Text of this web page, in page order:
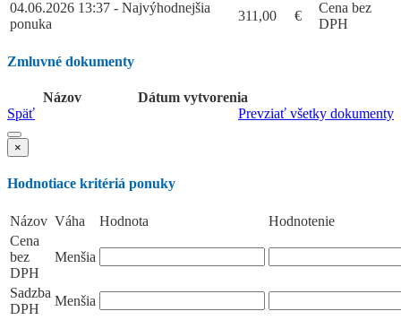
04.06.2026 13:37 - Najvýhodnejšia
ponuka
311,00 €
Cena bez
DPH
Zmluvné dokumenty
Názov
Dátum vytvorenia
Prevziať všetky dokumenty
Späť
×
Hodnotiace kritériá ponuky
Názov Váha Hodnota
Hodnotenie
Cena
bez
DPH
Menšia
Sadzba
DPH
Menšia